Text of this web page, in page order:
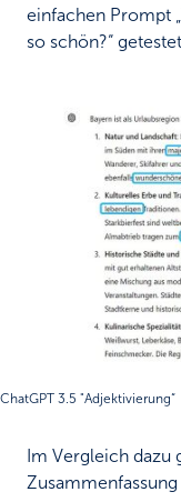
einfachen Prompt
so schön?“
ChatGPT 3.5 "Adjektivierung“
Im Vergleich dazu